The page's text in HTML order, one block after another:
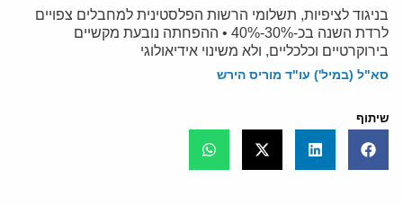
בניגוד לציפיות, תשלומי הרשות הפלסטינית למחבלים צפויים
לרדת השנה בכ-30%-40% • ההפחתה נובעת מקשיים
בירוקרטיים וכלכליים, ולא משינוי אידיאולוגי
סא"ל (במיל') עו"ד מוריס הירש
שיתוף